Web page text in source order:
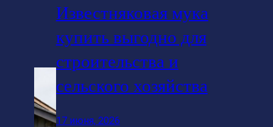
Известняковая мука
купить выгодно для
строительства и
сельского хозяйства
17 июня, 2026